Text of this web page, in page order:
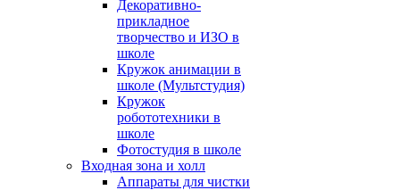
Декоративно-
прикладное
творчество и ИЗО в
школе
Кружок анимации в
школе (Мультстудия)
Кружок
робототехники в
школе
Фотостудия в школе
Входная зона и холл
Аппараты для чистки